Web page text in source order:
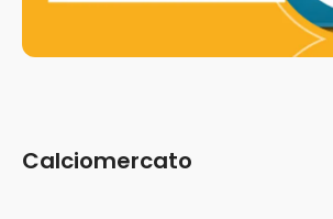
Calciomercato